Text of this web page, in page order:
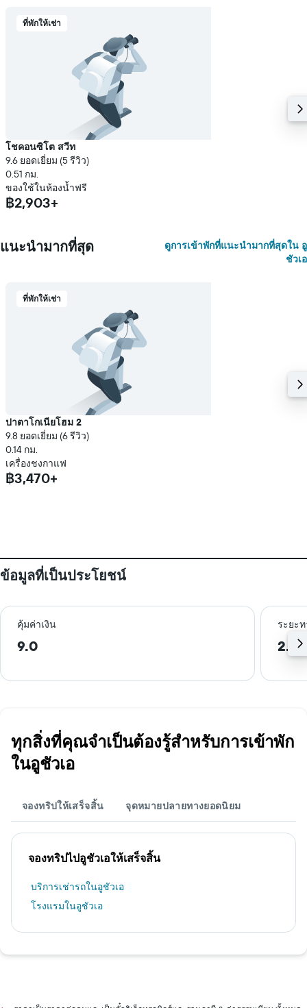
ที่พักให้เช่า
โชคอนซิโต สวีท
9.6 ยอดเยี่ยม (5 รีวิว)
0.51 กม.
ของใช้ในห้องน้ำฟรี
฿2,903+
แนะนำมากที่สุด
ดูการเข้าพักที่แนะนำมากที่สุดใน อู
ชัวเอ
ที่พักให้เช่า
ปาตาโกเนียโฮม 2
9.8 ยอดเยี่ยม (6 รีวิว)
0.14 กม.
เครื่องชงกาแฟ
฿3,470+
ข้อมูลที่เป็นประโยชน์
คุ้มค่าเงิน ระยะท
9.0 2.1
ทุกสิ่งที่คุณจำเป็นต้องรู้สำหรับการเข้าพัก
ในอูชัวเอ
จองทริปให้เสร็จสิ้น จุดหมายปลายทางยอดนิยม
จองทริปไปอูชัวเอให้เสร็จสิ้น
บริการเช่ารถในอูชัวเอ
โรงแรมในอูชัวเอ